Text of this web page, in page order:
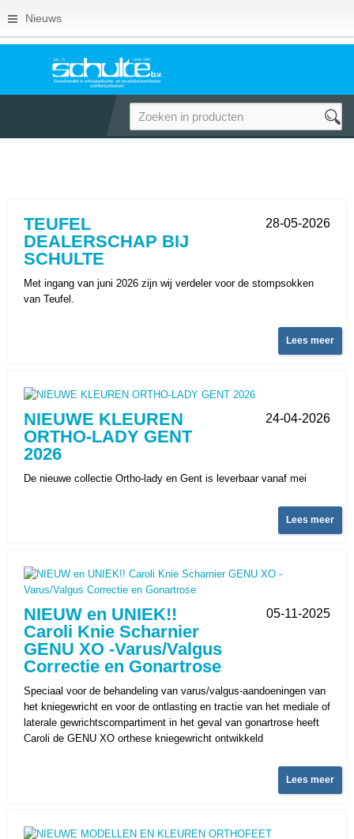
Nieuws
TEUFEL
DEALERSCHAP BIJ
SCHULTE
28-05-2026
Met ingang van juni 2026 zijn wij verdeler voor de stompsokken
van Teufel.
Lees meer
NIEUWE KLEUREN
ORTHO-LADY GENT
2026
24-04-2026
De nieuwe collectie Ortho-lady en Gent is leverbaar vanaf mei
Lees meer
NIEUW en UNIEK!!
Caroli Knie Scharnier
GENU XO -Varus/Valgus
Correctie en Gonartrose
05-11-2025
Speciaal voor de behandeling van varus/valgus-aandoeningen van
het kniegewricht en voor de ontlasting en tractie van het mediale of
laterale gewrichtscompartiment in het geval van gonartrose heeft
Caroli de GENU XO orthese kniegewricht ontwikkeld
Lees meer